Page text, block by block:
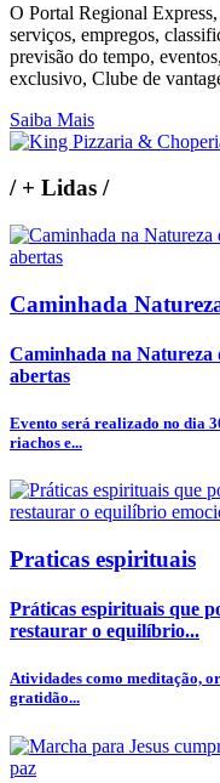
O Portal Regional
serviços, empregos,
previsão do tempo,
exclusivo, Clube de
Saiba Mais
/+ Lidas /
Caminhada
Caminhada na Natureza
abertas
Evento será realizado no dia
riachos e...
Praticas espirituais
Práticas espirituais que
restaurar o equilíbrio...
Atividades como meditação,
gratidão...